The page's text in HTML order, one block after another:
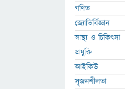
গণিত
জ্যোতির্বিজ্ঞান
স্বাস্থ্য ও চিকিৎসা
প্রযুক্তি
আইকিউ
সৃজনশীলতা